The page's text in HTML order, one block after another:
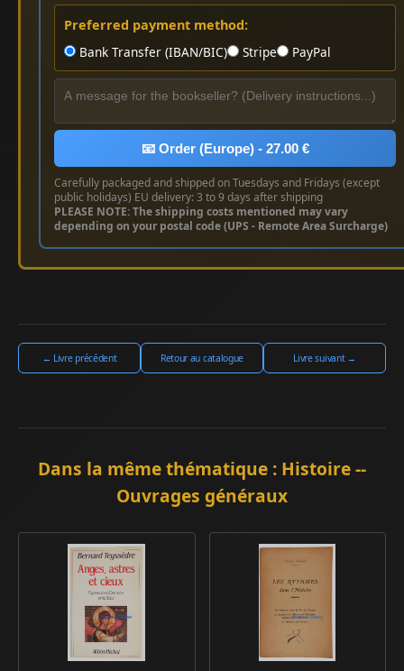
Preferred payment method:
Bank Transfer (IBAN/BIC)
Stripe PayPal
📧 Order (Europe) - 27.00 €
Carefully packaged and shipped on Tuesdays and Fridays (except
public holidays) EU delivery: 3 to 9 days after shipping
PLEASE NOTE: The shipping costs mentioned may vary
depending on your postal code (UPS - Remote Area Surcharge)
← Livre précédent Retour au catalogue Livre suivant →
Dans la même thématique : Histoire --
Ouvrages généraux